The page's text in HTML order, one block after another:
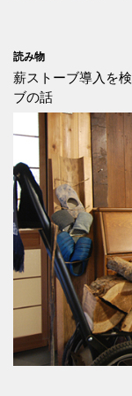
読み物
薪ストーブ導入を
ブの話